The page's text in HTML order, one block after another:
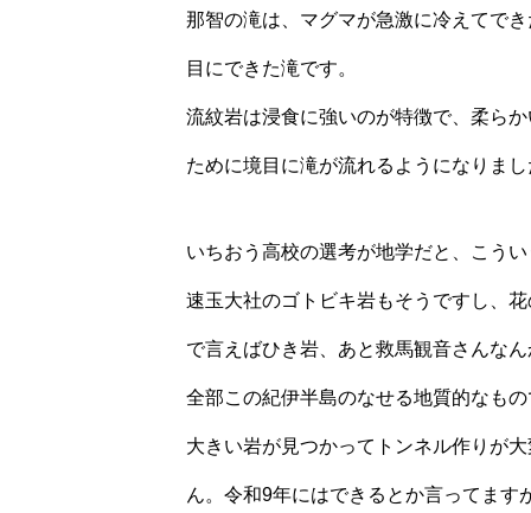
那智の滝は、マグマが急激に冷えてで
目にできた滝です。
流紋岩は浸食に強いのが特徴で、柔ら
ために境目に滝が流れるようになりま
いちおう高校の選考が地学だと、こう
速玉大社のゴトビキ岩もそうですし、
で言えばひき岩、あと救馬観音さんな
全部この紀伊半島のなせる地質的なも
大きい岩が見つかってトンネル作りが
ん。令和9年にはできるとか言ってま